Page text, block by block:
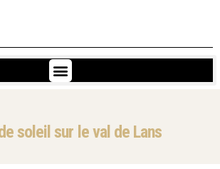
soleil sur le val de Lans